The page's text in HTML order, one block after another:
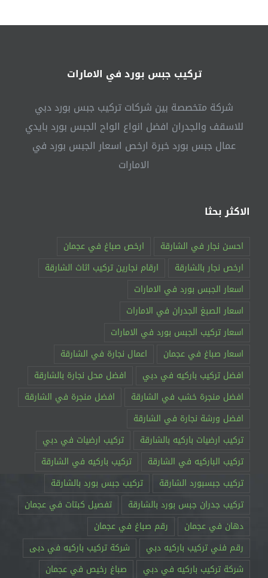
|0541307088|
تركيب جبس بورد في الامارات
شركة متخصصة بين شركات تركيب جبس بورد دبي
للاسقف والجدران افضل انواع الواح الجبس بورد بايدي
عمال جبس بورد خبرة ارخص اسعار الجبس بورد في
الامارات
الاكثر بحثا
احسن نجار في الشارقة
ارخص صباغ في عجمان
ارخص نجار بالشارقة
ارقام نجارين تركيب اثاث الشارقة
اسعار الجبس بورد في الامارات
اسعار الصبغ الجدران في الامارات
اسعار تركيب الجبس بورد في الامارات
اسعار صباغ في عجمان
اعمال نجارة في الشارقة
افضل تركيب باركيه في دبي
افضل محل نجارة بالشارقة
افضل منجرة خشب في الشارقة
افضل منجرة في الشارقة
افضل ورشة نجارة في الشارقة
تركيب ارضيات باركيه بالشارقة
تركيب ارضيات في دبي
تركيب الباركيه في الشارقة
تركيب باركيه في الشارقة
تركيب جبسبورد الشارقة
تركيب جبس بورد بالشارقة
تركيب جدران جبس بورد بالشارقة
تفصيل كبتات في عجمان
دهان في عجمان
رقم صباغ في عجمان
رقم فني تركيب باركيه دبي
شركة تركيب باركيه في دبى
شركة تركيب باركيه في دبي
صباغ رخيص في عجمان